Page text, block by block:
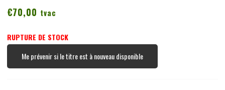
€70,00 tvac
RUPTURE DE STOCK
Me prévenir si le titre est à nouveau disponible